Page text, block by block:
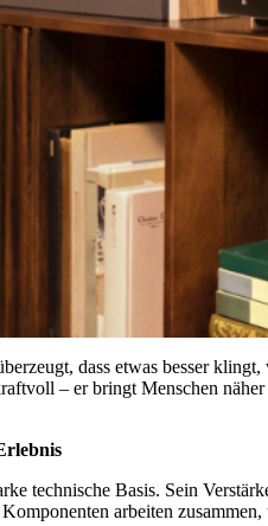
dass etwas besser
– er bringt Menschen
technische Basis. Sein
arbeiten